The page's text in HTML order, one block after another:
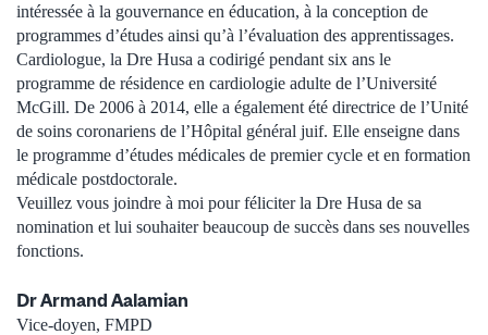
intéressée à la gouvernance en éducation, à la conception de
programmes d’études ainsi qu’à l’évaluation des apprentissages.
Cardiologue, la Dre Husa a codirigé pendant six ans le
programme de résidence en cardiologie adulte de l’Université
McGill. De 2006 à 2014, elle a également été directrice de l’Unité
de soins coronariens de l’Hôpital général juif. Elle enseigne dans
le programme d’études médicales de premier cycle et en formation
médicale postdoctorale.
Veuillez vous joindre à moi pour féliciter la Dre Husa de sa
nomination et lui souhaiter beaucoup de succès dans ses nouvelles
fonctions.
Dr Armand Aalamian
Vice-doyen, FMPD